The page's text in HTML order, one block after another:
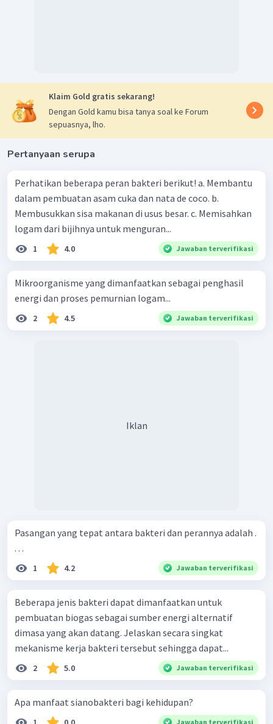
Klaim Gold gratis sekarang!
Dengan Gold kamu bisa tanya soal ke Forum
sepuasnya, lho.
Pertanyaan serupa
Perhatikan beberapa peran bakteri berikut! a. Membantu
dalam pembuatan asam cuka dan nata de coco. b.
Membusukkan sisa makanan di usus besar. c. Memisahkan
logam dari bijihnya untuk menguran...
1 4.0 Jawaban terverifikasi
Mikroorganisme yang dimanfaatkan sebagai penghasil
energi dan proses pemurnian logam...
2 4.5 Jawaban terverifikasi
Iklan
Pasangan yang tepat antara bakteri dan perannya adalah .
. . .
1 4.2 Jawaban terverifikasi
Beberapa jenis bakteri dapat dimanfaatkan untuk
pembuatan biogas sebagai sumber energi alternatif
dimasa yang akan datang. Jelaskan secara singkat
mekanisme kerja bakteri tersebut sehingga dapat...
2 5.0 Jawaban terverifikasi
Apa manfaat sianobakteri bagi kehidupan?
Jawaban terverifikasi